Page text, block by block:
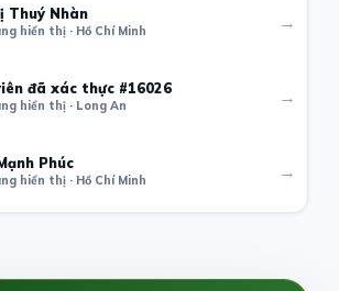
Thuý Nhàn
hiển thị · Hồ Chí Minh →
đã xác thực #16026
hiển thị · Long An →
Phúc
hiển thị · Hồ Chí Minh →